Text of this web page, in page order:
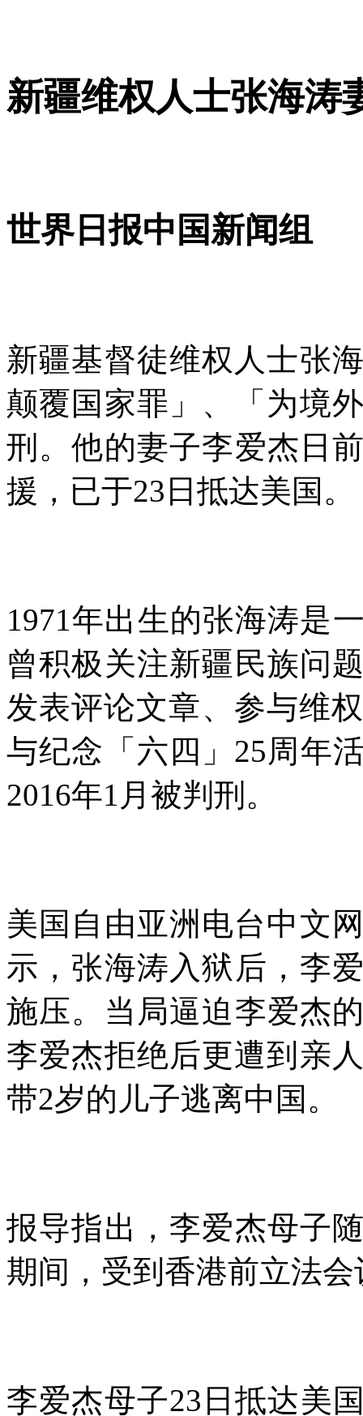
新疆维权人士张海涛
世界日报中国新闻组
新疆基督徒维权人士张
颠覆国家罪」、「为境
刑。他的妻子李爱杰日
援，已于23 日抵达美国。
1971年出生的张海涛是
曾积极关注新疆民族问
发表评论文章、参与维
与纪念「六四」 25周年
2016年1 月被判刑。
美国自由亚洲电台中文
示，张海涛入狱后，李
施压。当局逼迫李爱杰
李爱杰拒绝后更遭到亲
带2岁的儿子逃离中国。
报导指出，李爱杰母子
期间，受到香港前立法
李爱杰母子23 日抵达美